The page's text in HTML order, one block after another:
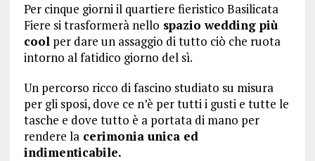
Per cinque giorni il quartiere fieristico Basilicata
Fiere si trasformerà nello spazio wedding più
coolper dare un assaggio di tutto ciò che ruota
intorno al fatidico giorno del sì.
Un percorso ricco di fascino studiato su misura
per gli sposi, dove ce n’è per tutti i gusti e tutte le
tasche e dove tutto è a portata di mano per
rendere lacerimonia unica ed
indimenticabile.